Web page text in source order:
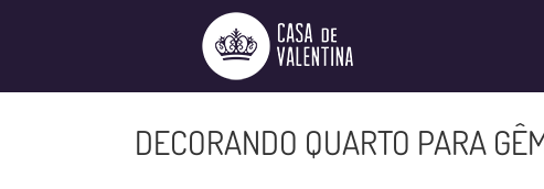
DECORANDO QUARTO PARA